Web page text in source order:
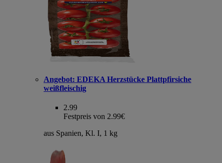
Angebot: EDEKA Herzstücke Plattpfirsiche
weißfleischig
2.99
Festpreis von 2.99€
aus Spanien, Kl. I, 1 kg